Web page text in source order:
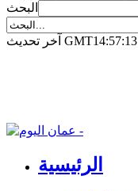
البحث
آخر تحديث GMT14:57:13
الرئيسية